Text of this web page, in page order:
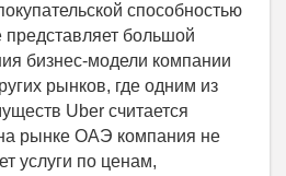
способностью
представляет большой
бизнес-модели компании
рынков, где одним из
Uber считается
рынке ОАЭ компания не
услуги по ценам,